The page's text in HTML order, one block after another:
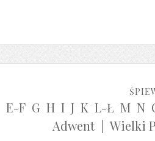
E-F G H I J K L-Ł M N
Adwent| Wielki